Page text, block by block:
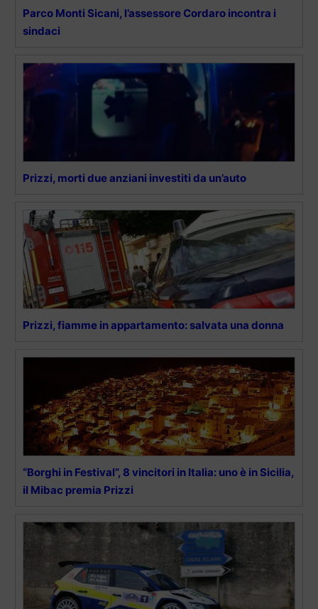
Parco Monti Sicani, l’assessore Cordaro incontra i
sindaci
Prizzi, morti due anziani investiti da un’auto
Prizzi, fiamme in appartamento: salvata una donna
“Borghi in Festival”, 8 vincitori in Italia: uno è in Sicilia,
il Mibac premia Prizzi